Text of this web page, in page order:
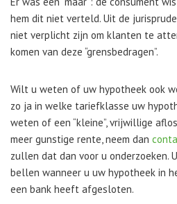
hem dit niet verteld. Uit de
niet verplicht zijn om klanten te
komen van deze “grensbedragen”.
Wilt u weten of uw hypotheek ook
zo ja in welke tariefklasse uw
weten of een “kleine”, vrijwillige
meer gunstige rente, neem dan
zullen dat dan voor u onderzoeken.
bellen wanneer u uw hypotheek in
een bank heeft afgesloten.